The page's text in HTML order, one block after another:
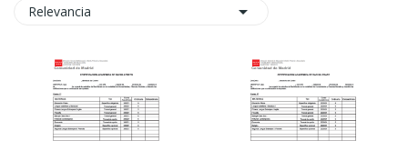
Relevancia 